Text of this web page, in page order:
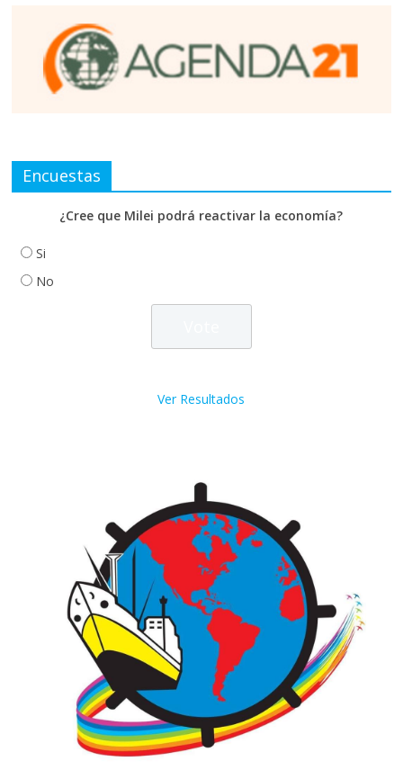
Encuestas
¿Cree que Milei podrá reactivar la economía?
Si
No
Ver Resultados